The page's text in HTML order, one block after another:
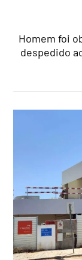
Homem foi
despedido